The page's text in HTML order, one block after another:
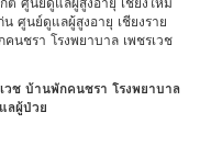
น ศูนย์ดูแลผู้สูงอายุ เชียงราย
วช บ้านพักคนชรา โรงพยาบาล
ลผู้ป่วย